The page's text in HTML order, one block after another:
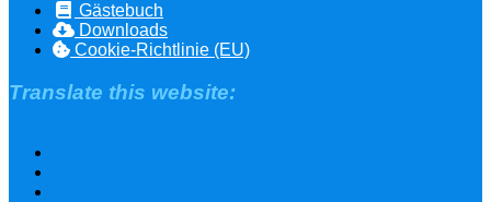
Gästebuch
Downloads
Cookie-Richtlinie (EU)
Translate this website: